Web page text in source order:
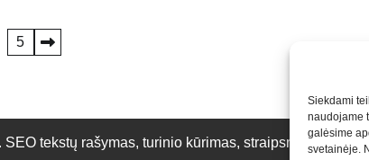
Siekdami
naudojame
galėsime
svetainėje.
5
tekstų rašymas, turinio kūrimas, straipsnių